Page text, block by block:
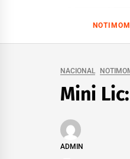
NACIONAL
Mini
ADMIN